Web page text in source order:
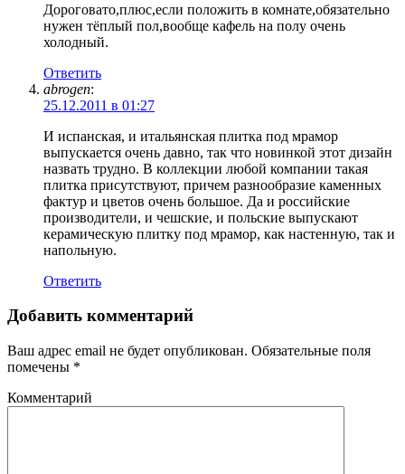
Дороговато,плюс,если положить в комнате,обязательно
нужен тёплый пол,вообще кафель на полу очень
холодный.
Ответить
abrogen:
25.12.2011 в 01:27
И испанская, и итальянская плитка под мрамор
выпускается очень давно, так что новинкой этот дизайн
назвать трудно. В коллекции любой компании такая
плитка присутствуют, причем разнообразие каменных
фактур и цветов очень большое. Да и российские
производители, и чешские, и польские выпускают
керамическую плитку под мрамор, как настенную, так и
напольную.
Ответить
Добавить комментарий
Ваш адрес email не будет опубликован. Обязательные поля
помечены *
Комментарий